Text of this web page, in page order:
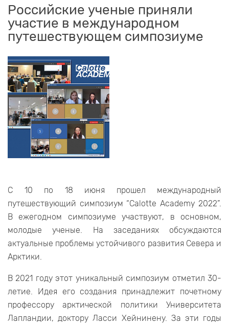
Российские ученые приняли
участие в международном
путешествующем симпозиуме
С 10 по 18 июня прошел международный
путешествующий симпозиум “Calotte Academy 2022”.
В ежегодном симпозиуме участвуют, в основном,
молодые ученые. На заседаниях обсуждаются
актуальные проблемы устойчивого развития Севера и
Арктики.
В 2021 году этот уникальный симпозиум отметил 30-
летие. Идея его создания принадлежит почетному
профессору арктической политики Университета
Лапландии, доктору Ласси Хейнинену. За эти годы